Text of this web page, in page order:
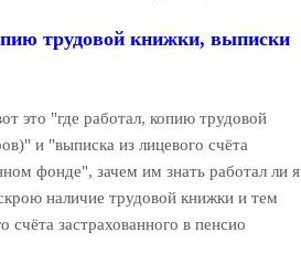
трудовой книжки, выписки
это "где работал, копию трудовой
и "выписка из лицевого счёта
фонде", зачем им знать работал ли я
наличие трудовой книжки и тем
застрахованного в пенсио